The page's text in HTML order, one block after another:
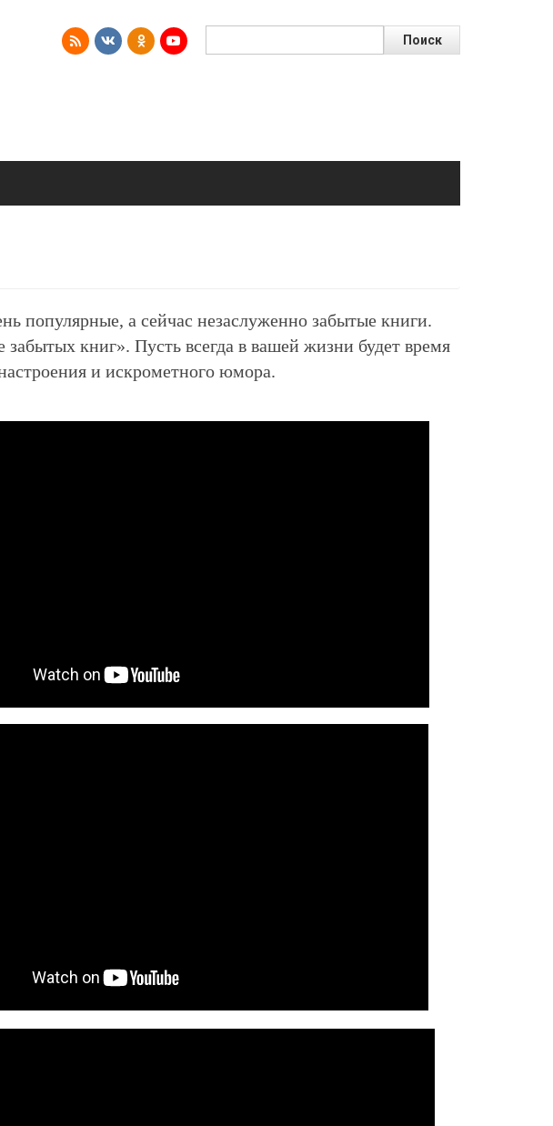
популярные, а сейчас незаслуженно забытые книги.
книг». Пусть всегда в вашей жизни будет время
и искрометного юмора.